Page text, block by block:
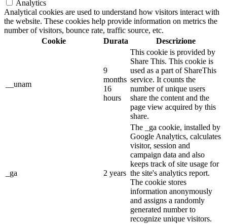
Analytics
Analytical cookies are used to understand how visitors interact with
the website. These cookies help provide information on metrics the
number of visitors, bounce rate, traffic source, etc.
Cookie
Durata Descrizione
__unam
9
months
16
hours
This cookie is provided by
Share This. This cookie is
used as a part of ShareThis
service. It counts the
number of unique users
share the content and the
page view acquired by this
share.
_ga 2 years
The _ga cookie, installed by
Google Analytics, calculates
visitor, session and
campaign data and also
keeps track of site usage for
the site's analytics report.
The cookie stores
information anonymously
and assigns a randomly
generated number to
recognize unique visitors.